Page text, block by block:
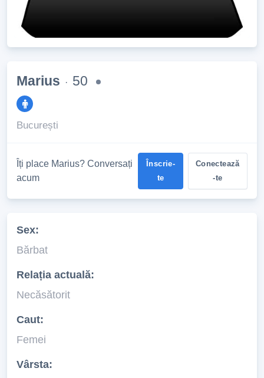
Marius · 50
București
Îți place Marius? Conversați
acum
Înscrie-
te
Conectează
-te
Sex:
Bărbat
Relația actuală:
Necăsătorit
Caut:
Femei
Vârsta: